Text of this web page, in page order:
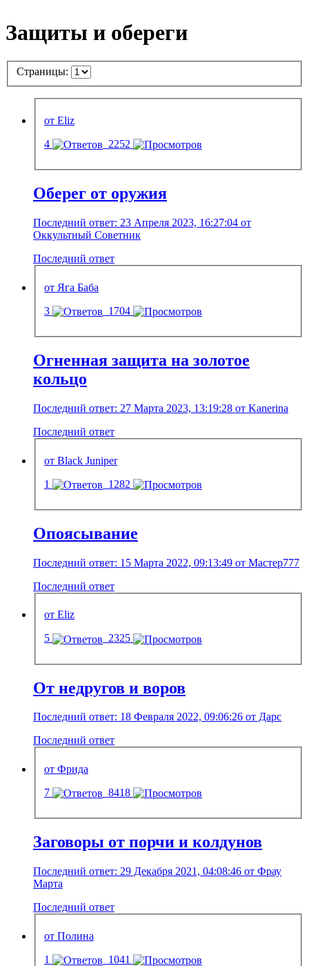
Защиты и обереги
Страницы:
от Eliz
4
2252
Оберег от оружия
Последний ответ: 23 Апреля 2023, 16:27:04 от
Оккультный Советник
Последний ответ
от Яга Баба
3
1704
Огненная защита на золотое
кольцо
Последний ответ: 27 Марта 2023, 13:19:28 от Kanerina
Последний ответ
от Black Juniper
1
1282
Опоясывание
Последний ответ: 15 Марта 2022, 09:13:49 от Мастер777
Последний ответ
от Eliz
5
2325
От недругов и воров
Последний ответ: 18 Февраля 2022, 09:06:26 от Дарс
Последний ответ
от Фрида
7
8418
Заговоры от порчи и колдунов
Последний ответ: 29 Декабря 2021, 04:08:46 от Фрау
Марта
Последний ответ
от Полина
1
1041